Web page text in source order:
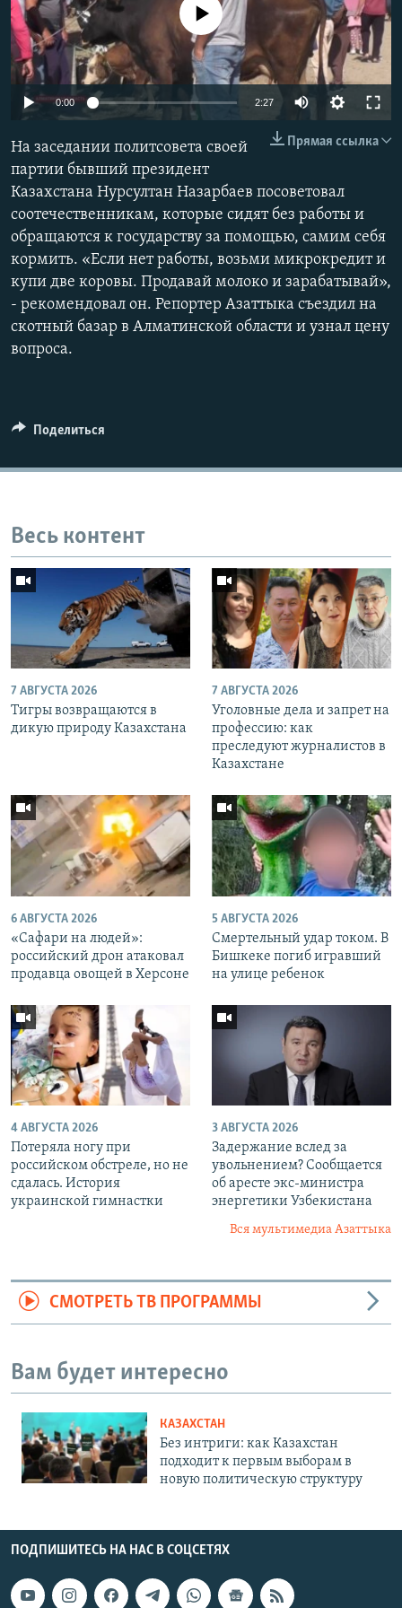
No media source currently available
0:00 2:27
Прямая ссылка
На заседании политсовета своей
партии бывший президент
Казахстана Нурсултан Назарбаев посоветовал
соотечественникам, которые сидят без работы и
обращаются к государству за помощью, самим себя
кормить. «Если нет работы, возьми микрокредит и
купи две коровы. Продавай молоко и зарабатывай»,
- рекомендовал он. Репортер Азаттыка съездил на
скотный базар в Алматинской области и узнал цену
вопроса.
Поделиться
Весь контент
7 АВГУСТА 2026
Тигры возвращаются в
дикую природу Казахстана
7 АВГУСТА 2026
Уголовные дела и запрет на
профессию: как
преследуют журналистов в
Казахстане
6 АВГУСТА 2026
«Cафари на людей»:
российский дрон атаковал
продавца овощей в Херсоне
5 АВГУСТА 2026
Смертельный удар током. В
Бишкеке погиб игравший
на улице ребенок
4 АВГУСТА 2026
Потеряла ногу при
российском обстреле, но не
сдалась. История
украинской гимнастки
3 АВГУСТА 2026
Задержание вслед за
увольнением? Сообщается
об аресте экс-министра
энергетики Узбекистана
Вся мультимедиа Азаттыка
СМОТРЕТЬ ТВ ПРОГРАММЫ
Вам будет интересно
КАЗАХСТАН
Без интриги: как Казахстан
подходит к первым выборам в
новую политическую структуру
ПОДПИШИТЕСЬ НА НАС В СОЦСЕТЯХ